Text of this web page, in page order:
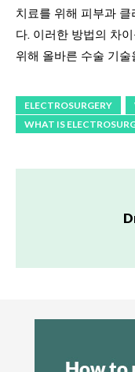
치료를 위해 피부과
다. 이러한 방법의 차
위해 올바른 수술 기
ELECTROSURGERY
WHAT IS